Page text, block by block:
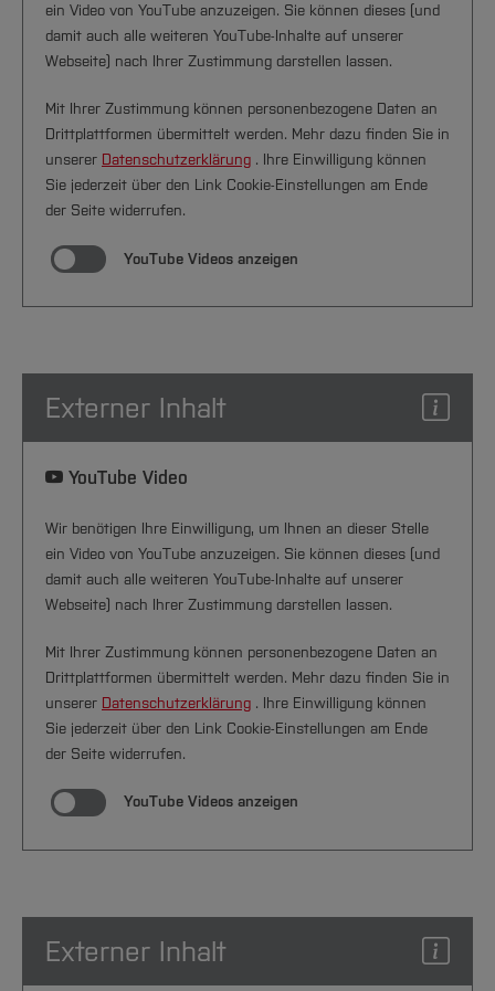
ein Video von YouTube anzuzeigen. Sie können dieses (und
damit auch alle weiteren YouTube-Inhalte auf unserer
Webseite) nach Ihrer Zustimmung darstellen lassen.
Mit Ihrer Zustimmung können personenbezogene Daten an
Drittplattformen übermittelt werden. Mehr dazu finden Sie in
unserer Datenschutzerklärung . Ihre Einwilligung können
Sie jederzeit über den Link Cookie-Einstellungen am Ende
der Seite widerrufen.
YouTube Videos anzeigen
Externer Inhalt
YouTube Video
Wir benötigen Ihre Einwilligung, um Ihnen an dieser Stelle
ein Video von YouTube anzuzeigen. Sie können dieses (und
damit auch alle weiteren YouTube-Inhalte auf unserer
Webseite) nach Ihrer Zustimmung darstellen lassen.
Mit Ihrer Zustimmung können personenbezogene Daten an
Drittplattformen übermittelt werden. Mehr dazu finden Sie in
unserer Datenschutzerklärung . Ihre Einwilligung können
Sie jederzeit über den Link Cookie-Einstellungen am Ende
der Seite widerrufen.
YouTube Videos anzeigen
Externer Inhalt